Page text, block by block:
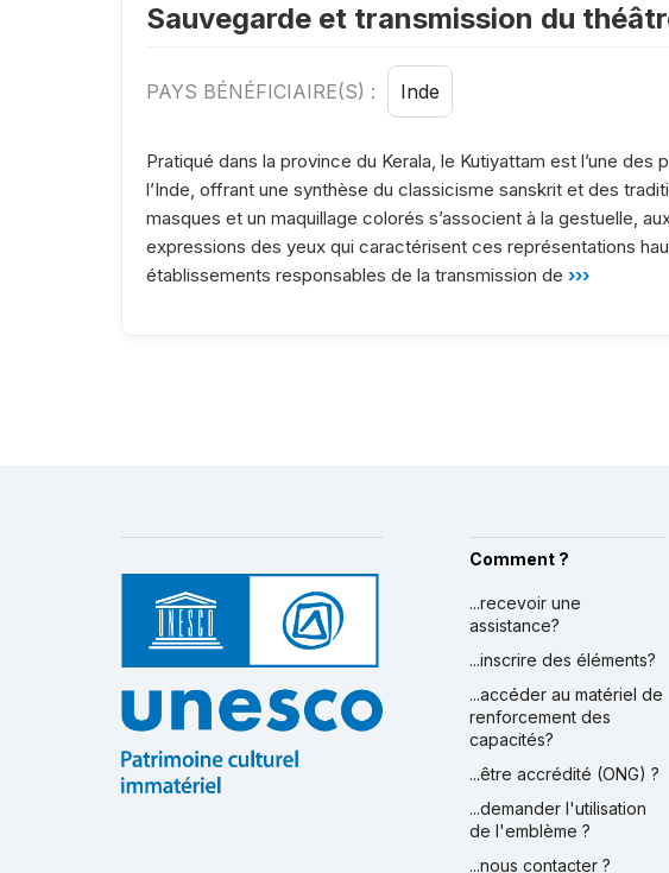
Sauvegarde et transmission du
PAYS BÉNÉFICIAIRE(S) : Inde
Pratiqué dans la province du Kerala, le Kutiyattam est l’une
l’Inde, offrant une synthèse du classicisme sanskrit et des
masques et un maquillage colorés s’associent à la gestuelle,
expressions des yeux qui caractérisent ces représentations
établissements responsables de la transmission de ›››
Comment ?
...recevoir une
assistance?
...inscrire des éléments?
...accéder au matériel de
renforcement des
capacités?
...être accrédité (ONG) ?
...demander l'utilisation
de l'emblème ?
...nous contacter ?